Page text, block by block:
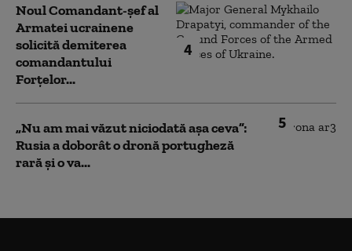
4
Noul Comandant-șef al
Armatei ucrainene
solicită demiterea
comandantului
Forțelor...
5
„Nu am mai văzut niciodată așa ceva”:
Rusia a doborât o dronă portugheză
rară și o va...